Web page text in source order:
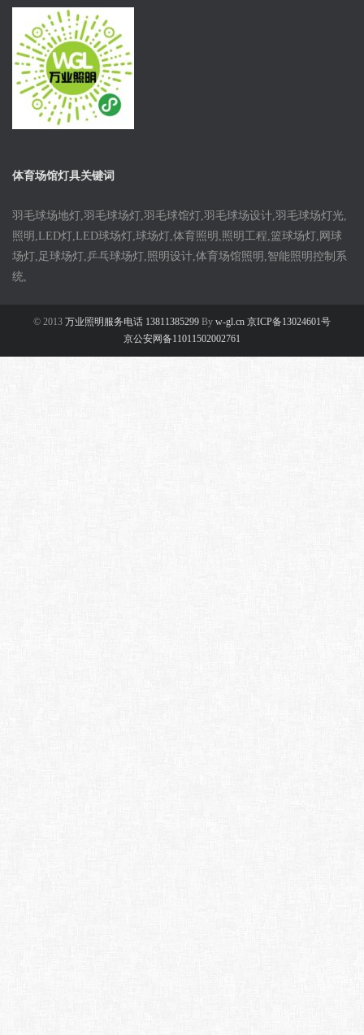
体育场馆灯具关键词
羽毛球场地灯,羽毛球场灯,羽毛球馆灯,羽毛球场设计,羽毛球场灯光,
照明,LED灯,LED球场灯,球场灯,体育照明,照明工程,篮球场灯,网球
场灯,足球场灯,乒乓球场灯,照明设计,体育场馆照明,智能照明控制系
统,
© 2013 万业照明服务电话 13811385299 By w-gl.cn 京ICP备13024601号
京公安网备11011502002761